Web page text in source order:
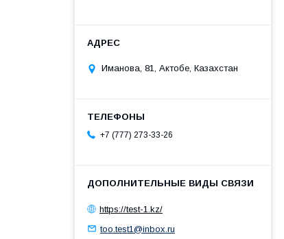
Иманова, 81, Актобе, Казахстан
+7 (777) 273-33-26
https://test-1.kz/
too.test1@inbox.ru